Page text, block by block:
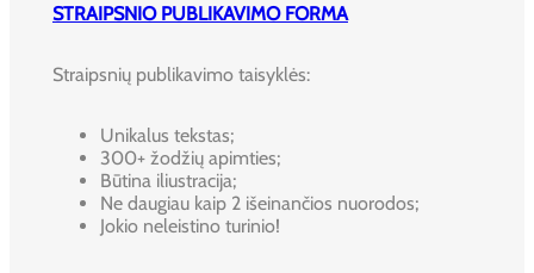
STRAIPSNIO PUBLIKAVIMO FORMA
Straipsnių publikavimo taisyklės:
Unikalus tekstas;
300+ žodžių apimties;
Būtina iliustracija;
Ne daugiau kaip 2 išeinančios nuorodos;
Jokio neleistino turinio!